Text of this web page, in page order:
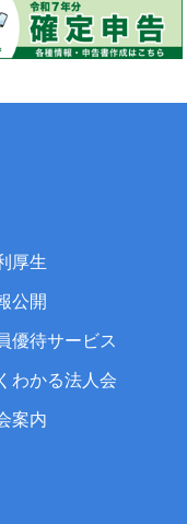
厚生
公開
優待サービス
わかる法人会
案内